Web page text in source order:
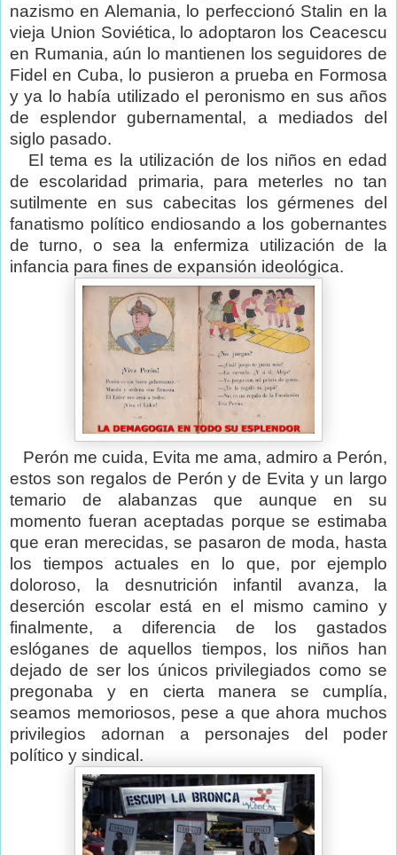
nazismo en Alemania, lo perfeccionó Stalin en la
vieja Union Soviética, lo adoptaron los Ceacescu
en Rumania, aún lo mantienen los seguidores de
Fidel en Cuba, lo pusieron a prueba en Formosa
y ya lo había utilizado el peronismo en sus años
de esplendor gubernamental, a mediados del
siglo pasado.
El tema es la utilización de los niños en edad
de escolaridad primaria, para meterles no tan
sutilmente en sus cabecitas los gérmenes del
fanatismo político endiosando a los gobernantes
de turno, o sea la enfermiza utilización de la
infancia para fines de expansión ideológica.
Perón me cuida, Evita me ama, admiro a Perón,
estos son regalos de Perón y de Evita y un largo
temario de alabanzas que aunque en su
momento fueran aceptadas porque se estimaba
que eran merecidas, se pasaron de moda, hasta
los tiempos actuales en lo que, por ejemplo
doloroso, la desnutrición infantil avanza, la
deserción escolar está en el mismo camino y
finalmente, a diferencia de los gastados
eslóganes de aquellos tiempos, los niños han
dejado de ser los únicos privilegiados como se
pregonaba y en cierta manera se cumplía,
seamos memoriosos, pese a que ahora muchos
privilegios adornan a personajes del poder
político y sindical.